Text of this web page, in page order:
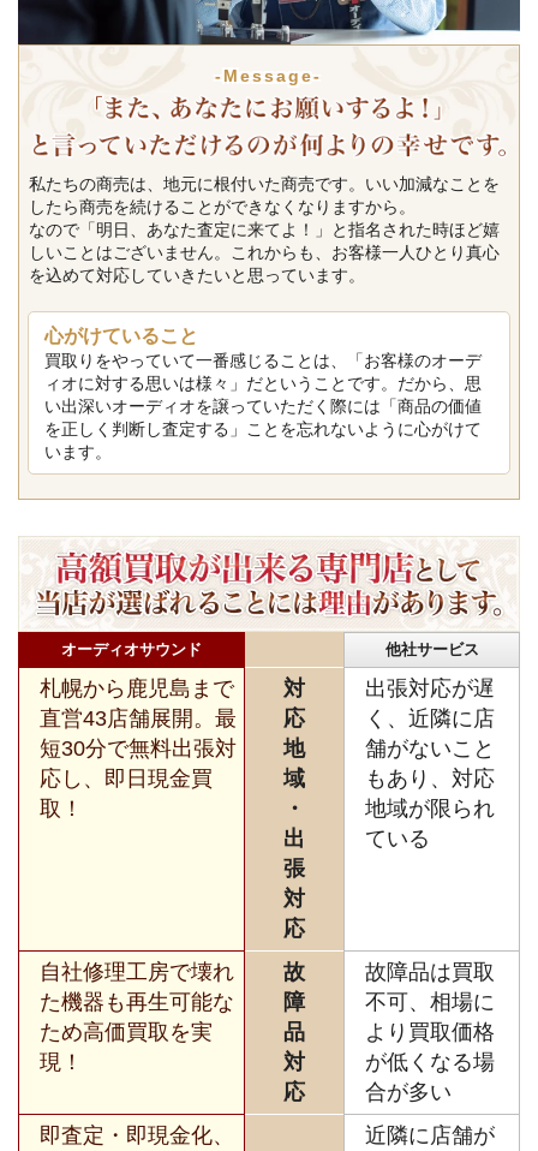
-Message-
私たちの商売は、地元に根付いた商売です。いい加減なことを
したら商売を続けることができなくなりますから。
なので「明日、あなた査定に来てよ！」と指名された時ほど嬉
しいことはございません。これからも、お客様一人ひとり真心
を込めて対応していきたいと思っています。
心がけていること
買取りをやっていて一番感じることは、「お客様のオーデ
ィオに対する思いは様々」だということです。だから、思
い出深いオーディオを譲っていただく際には「商品の価値
を正しく判断し査定する」ことを忘れないように心がけて
います。
オーディオサウンド 他社サービス
札幌から鹿児島まで
直営43店舗展開。最
短30分で無料出張対
応し、即日現金買
取！
対
応
地
域
・
出
張
対
応
出張対応が遅
く、近隣に店
舗がないこと
もあり、対応
地域が限られ
ている
自社修理工房で壊れ
た機器も再生可能な
ため高価買取を実
現！
故
障
品
対
応
故障品は買取
不可、相場に
より買取価格
が低くなる場
合が多い
即査定・即現金化、
近隣に店舗が